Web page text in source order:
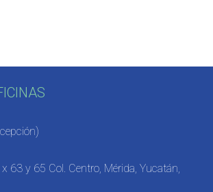
63 y 65 Col. Centro, Mérida, Yucatán,